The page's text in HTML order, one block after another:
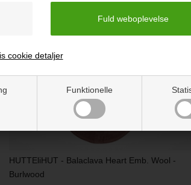
Funktionelle
cookie detaljer
HUTTEliHUT - Balaclava Heart Emb. Wool -
Burlwood